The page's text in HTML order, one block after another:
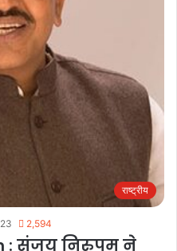
राष्ट्रीय
2,594
: संजय निरुपम ने